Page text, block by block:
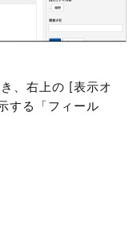
、右上の [表示オ
する「フィール